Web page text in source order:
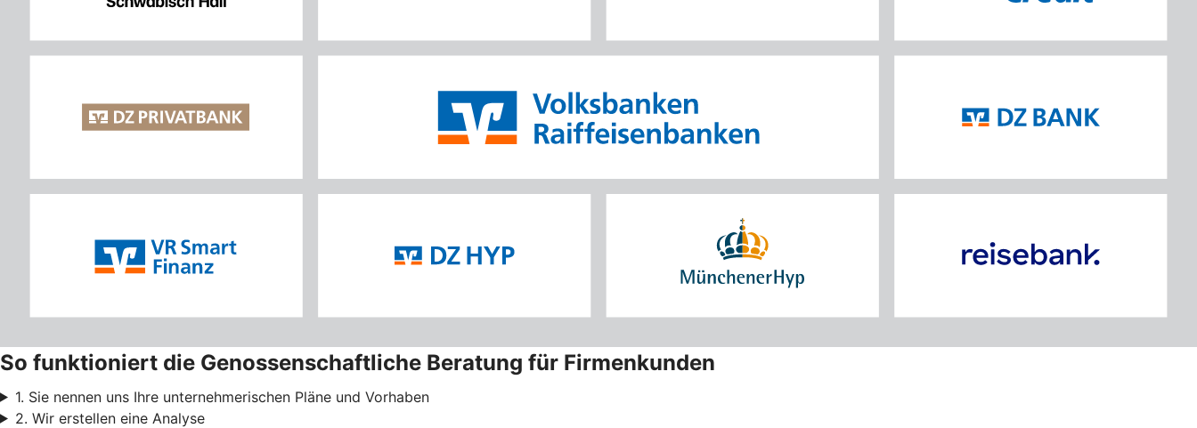
So funktioniert die Genossenschaftliche Beratung für Firmenkunden
1. Sie nennen uns Ihre unternehmerischen Pläne und Vorhaben
2. Wir erstellen eine Analyse